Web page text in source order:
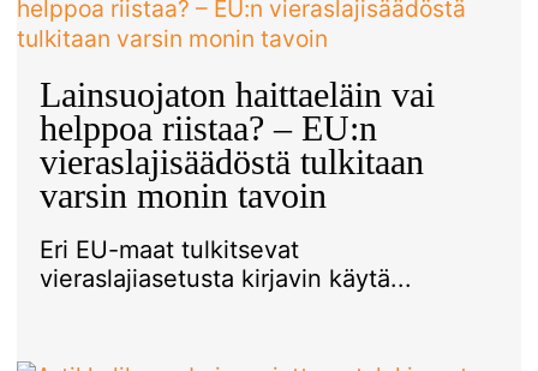
Lainsuojaton haittaeläin vai
helppoa riistaa? – EU:n
vieraslajisäädöstä tulkitaan
varsin monin tavoin
Eri EU-maat tulkitsevat
vieraslajiasetusta kirjavin käytä...